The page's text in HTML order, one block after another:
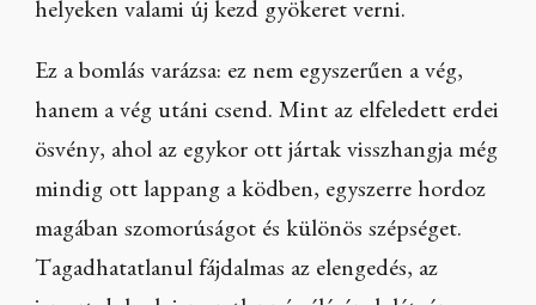
helyeken valami új kezd gyökeret verni.
Ez a bomlás varázsa: ez nem egyszerűen a vég,
hanem a vég utáni csend. Mint az elfeledett erdei
ösvény, ahol az egykor ott jártak visszhangja még
mindig ott lappang a ködben, egyszerre hordoz
magában szomorúságot és különös szépséget.
Tagadhatatlanul fájdalmas az elengedés, az